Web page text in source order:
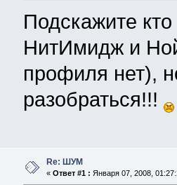
Подскажите
НитИмидж и
профиля нет),
разобраться!!!
Re: ШУМ
« Ответ #1 : Января 07, 2008,